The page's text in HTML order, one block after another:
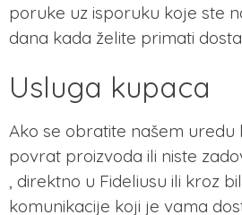
poruke uz isporuku koje ste
dana kada želite primati
Usluga kupaca
Ako se obratite našem uredu
povrat proizvoda ili niste
, direktno u Fideliusu ili kroz
komunikacije koji je vama